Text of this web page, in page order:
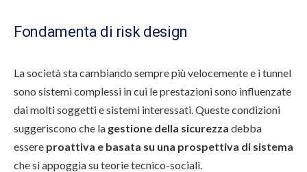
Fondamenta di risk design
La società sta cambiando sempre più velocemente e i tunnel
sono sistemi complessi in cui le prestazioni sono influenzate
dai molti soggetti e sistemi interessati. Queste condizioni
suggeriscono che la gestione della sicurezza debba
essere proattiva e basata su una prospettiva di sistema
che si appoggia su teorie tecnico-sociali.